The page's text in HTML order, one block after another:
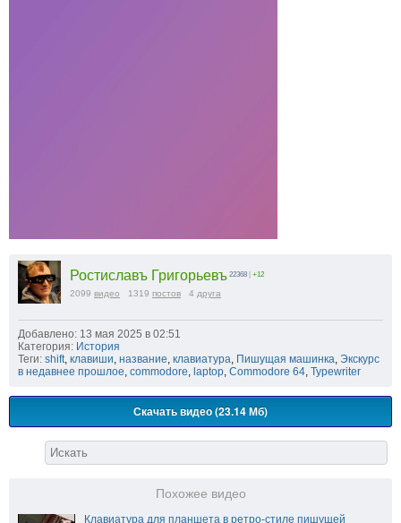
Ростиславъ Григорьевъ 22368 | +12
2099 видео 1319 постов 4 друга
Добавлено: 13 мая 2025 в 02:51
Категория: История
Теги: shift клавиши название клавиатура Пишущая машинка Экскурс
в недавнее прошлое commodore laptop Commodore 64 Typewriter
Скачать видео (23.14 Мб)
Похожее видео
Клавиатура для планшета в ретро-стиле пишущей